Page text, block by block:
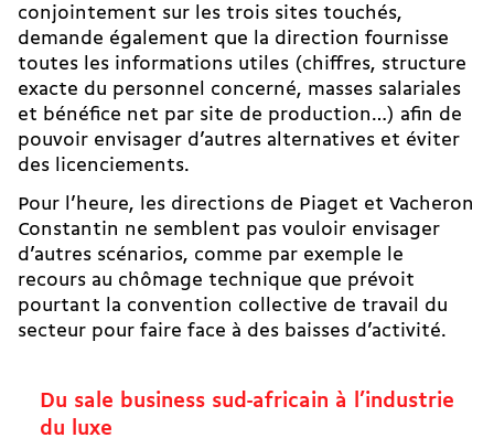
conjointement sur les trois sites touchés,
demande également que la direction fournisse
toutes les informations utiles (chiffres, structure
exacte du personnel concerné, masses salariales
et bénéfice net par site de production…) afin de
pouvoir envisager d’autres alternatives et éviter
des licenciements.
Pour l’heure, les directions de Piaget et Vacheron
Constantin ne semblent pas vouloir envisager
d’autres scénarios, comme par exemple le
recours au chômage technique que prévoit
pourtant la convention collective de travail du
secteur pour faire face à des baisses d’activité.
Du sale business sud-africain à l’industrie
du luxe